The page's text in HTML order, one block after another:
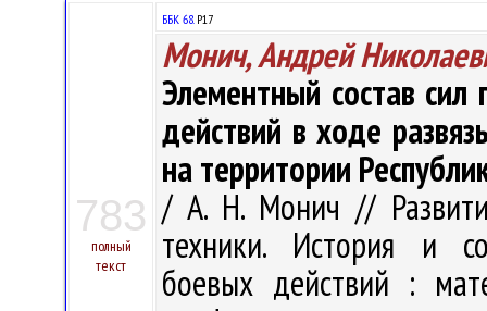
783
полный
текст
ББК 68.Р17
Монич, Андрей
Элементный состав
действий в ходе
на территории
/ А. Н. Монич //
техники. История и
боевых действий :